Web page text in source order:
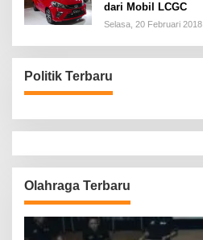
dari Mobil LCGC
Selasa, 20 Februari 2018
Politik Terbaru
Olahraga Terbaru